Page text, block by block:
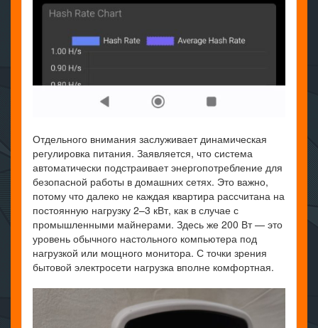
Отдельного внимания заслуживает динамическая
регулировка питания. Заявляется, что система
автоматически подстраивает энергопотребление для
безопасной работы в домашних сетях. Это важно,
потому что далеко не каждая квартира рассчитана на
постоянную нагрузку 2–3 кВт, как в случае с
промышленными майнерами. Здесь же 200 Вт — это
уровень обычного настольного компьютера под
нагрузкой или мощного монитора. С точки зрения
бытовой электросети нагрузка вполне комфортная.